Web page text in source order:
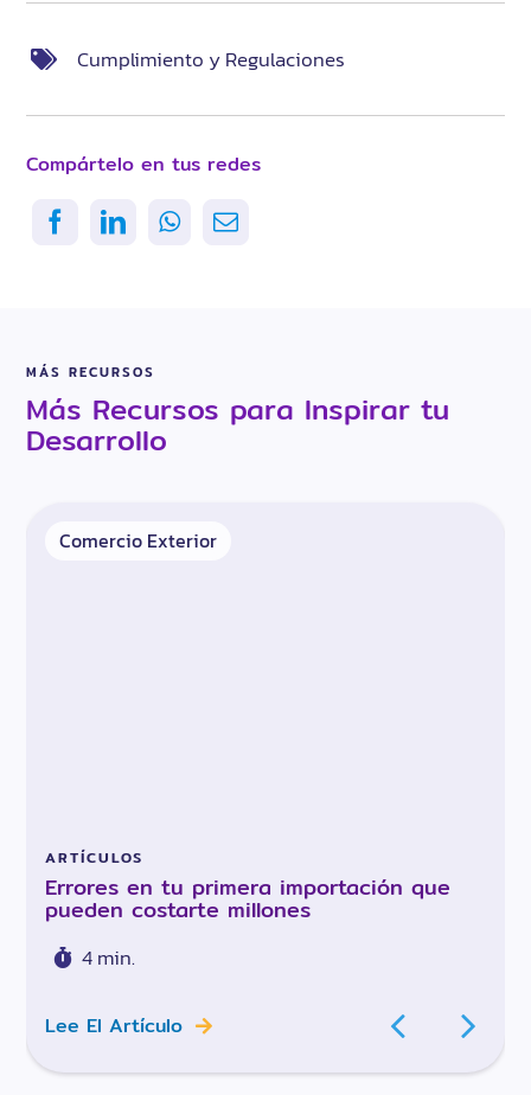
Cumplimiento y Regulaciones
Compártelo en tus redes
MÁS RECURSOS
Más Recursos para Inspirar tu
Desarrollo
Comercio Exterior
ARTÍCULOS
Errores en tu primera importación que
pueden costarte millones
4 min.
Lee El Artículo